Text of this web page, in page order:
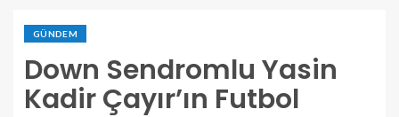
GÜNDEM
Down Sendromlu Yasin
Kadir Çayır’ın Futbol